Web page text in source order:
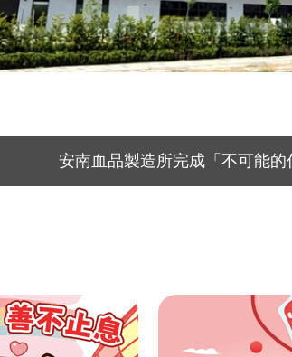
安南血品製造所完成「不可能的